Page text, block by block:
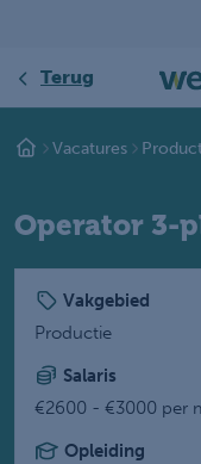
Terug
Vacatures
Operator 3-
Vakgebied
Productie
Salaris
€2600 - €3000 per
Opleiding